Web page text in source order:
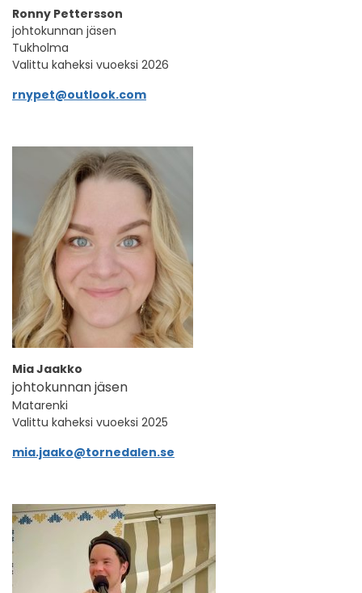
Ronny Pettersson
johtokunnan jäsen
Tukholma
Valittu kaheksi vuoeksi 2026
rnypet@outlook.com
Mia Jaakko
johtokunnan jäsen
Matarenki
Valittu kaheksi vuoeksi 2025
mia.jaako@tornedalen.se